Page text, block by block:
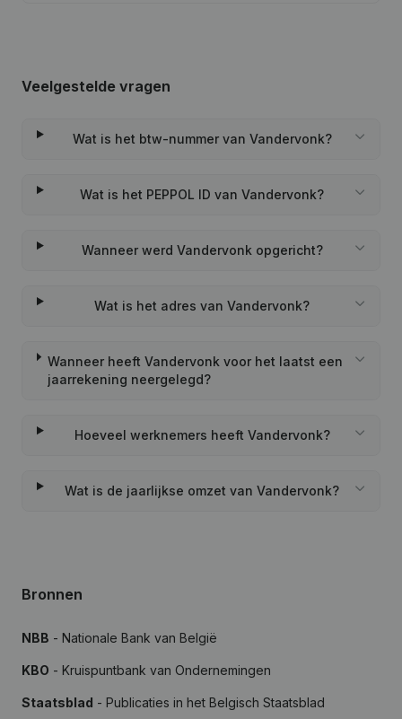
Veelgestelde vragen
Wat is het btw-nummer van Vandervonk?
Wat is het PEPPOL ID van Vandervonk?
Wanneer werd Vandervonk opgericht?
Wat is het adres van Vandervonk?
Wanneer heeft Vandervonk voor het laatst een
jaarrekening neergelegd?
Hoeveel werknemers heeft Vandervonk?
Wat is de jaarlijkse omzet van Vandervonk?
Bronnen
NBB - Nationale Bank van België
KBO - Kruispuntbank van Ondernemingen
Staatsblad - Publicaties in het Belgisch Staatsblad